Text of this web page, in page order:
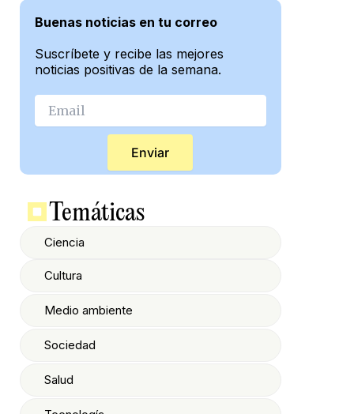
Buenas noticias en tu correo
Suscríbete y recibe las mejores
noticias positivas de la semana.
Enviar
Temáticas
Ciencia
Cultura
Medio ambiente
Sociedad
Salud